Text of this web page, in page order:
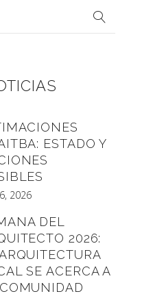
ESTADO Y
2026
DEL
2026:
SE ACERCA A